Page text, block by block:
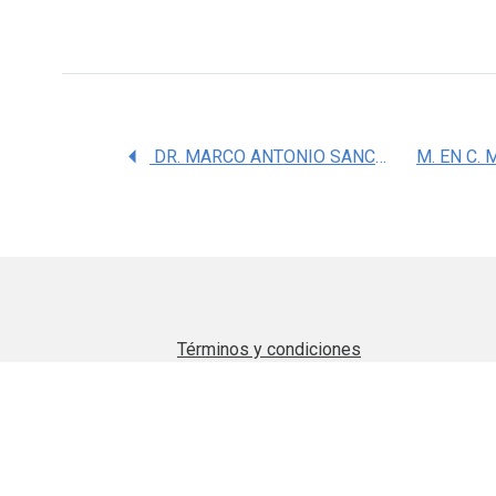
DR. MARCO ANTONIO SANCHEZ GUERRA
Términos y condiciones